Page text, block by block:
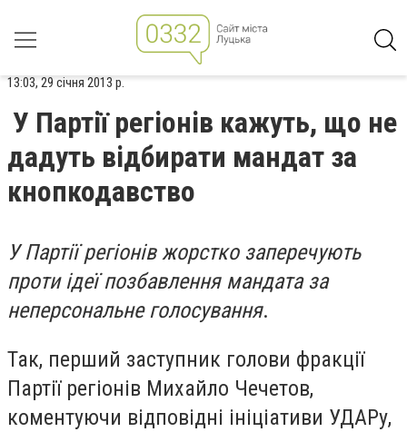
13:03, 29 січня 2013 р.
У Партії регіонів кажуть, що не
дадуть відбирати мандат за
кнопкодавство
У Партії регіонів жорстко заперечують
проти ідеї позбавлення мандата за
неперсональне голосування.
Так, перший заступник голови фракції
Партії регіонів Михайло Чечетов,
коментуючи відповідні ініціативи УДАРу,